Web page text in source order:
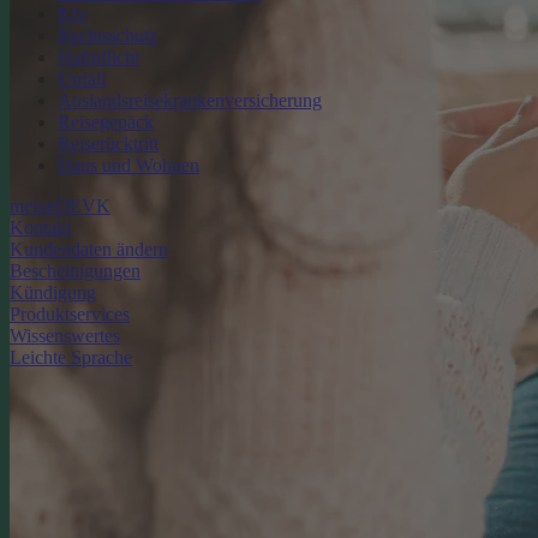
Kfz
Rechtsschutz
Haftpflicht
Unfall
Auslandsreisekrankenversicherung
Reisegepäck
Reiserücktritt
Haus und Wohnen
meineDEVK
Kontakt
Kundendaten ändern
Bescheinigungen
Kündigung
Produktservices
Wissenswertes
Leichte Sprache